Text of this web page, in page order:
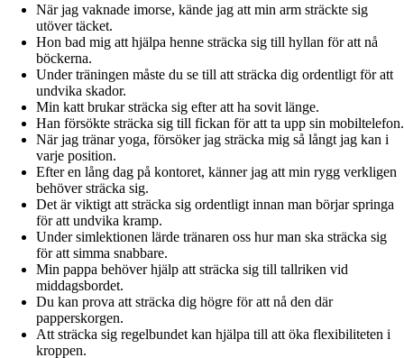
När jag vaknade imorse, kände jag att min arm sträckte sig
utöver täcket.
Hon bad mig att hjälpa henne sträcka sig till hyllan för att nå
böckerna.
Under träningen måste du se till att sträcka dig ordentligt för att
undvika skador.
Min katt brukar sträcka sig efter att ha sovit länge.
Han försökte sträcka sig till fickan för att ta upp sin mobiltelefon.
När jag tränar yoga, försöker jag sträcka mig så långt jag kan i
varje position.
Efter en lång dag på kontoret, känner jag att min rygg verkligen
behöver sträcka sig.
Det är viktigt att sträcka sig ordentligt innan man börjar springa
för att undvika kramp.
Under simlektionen lärde tränaren oss hur man ska sträcka sig
för att simma snabbare.
Min pappa behöver hjälp att sträcka sig till tallriken vid
middagsbordet.
Du kan prova att sträcka dig högre för att nå den där
papperskorgen.
Att sträcka sig regelbundet kan hjälpa till att öka flexibiliteten i
kroppen.